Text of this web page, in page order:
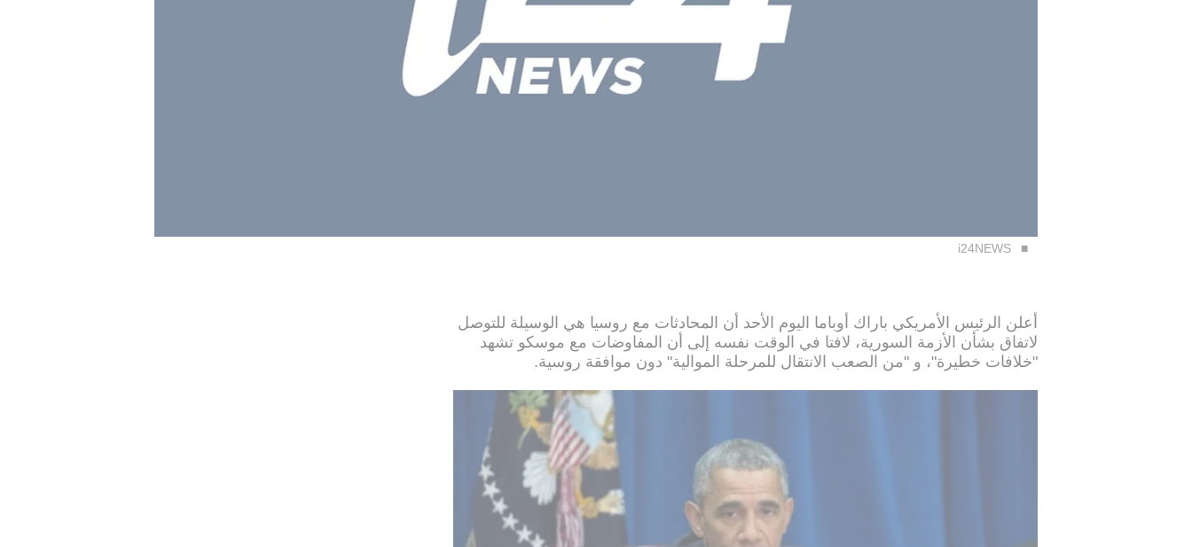
i24NEWS
أعلن الرئيس الأمريكي باراك أوباما اليوم الأحد أن المحادثات مع روسيا هي الوسيلة للتوصل
لاتفاق بشأن الأزمة السورية، لافتا في الوقت نفسه إلى أن المفاوضات مع موسكو تشهد
"خلافات خطيرة"، و "من الصعب الانتقال للمرحلة الموالية" دون موافقة روسية.